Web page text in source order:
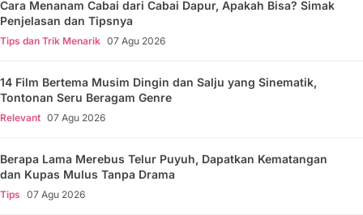
Cara Menanam Cabai dari Cabai Dapur, Apakah Bisa? Simak
Penjelasan dan Tipsnya
Tips dan Trik Menarik 07 Agu 2026
14 Film Bertema Musim Dingin dan Salju yang Sinematik,
Tontonan Seru Beragam Genre
Relevant 07 Agu 2026
Berapa Lama Merebus Telur Puyuh, Dapatkan Kematangan
dan Kupas Mulus Tanpa Drama
Tips 07 Agu 2026